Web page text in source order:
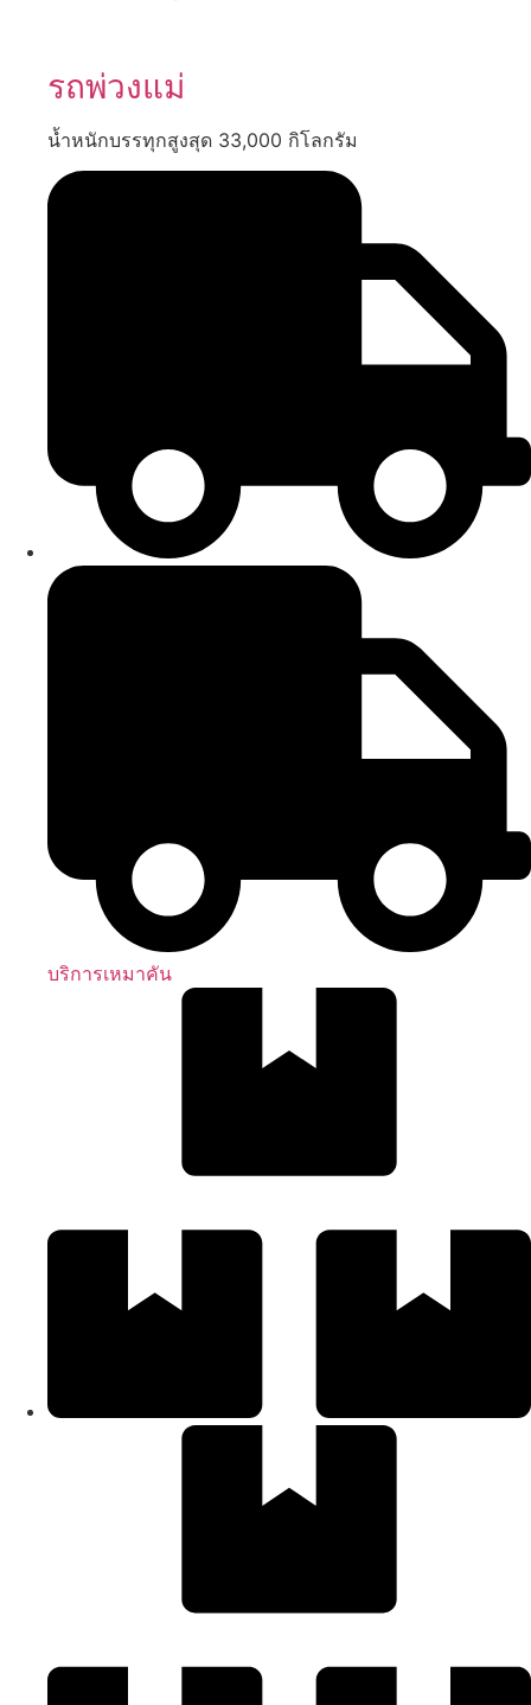
รถพ่วงแม่
น้ำหนักบรรทุกสูงสุด 33,000 กิโลกรัม
บริการเหมาคัน